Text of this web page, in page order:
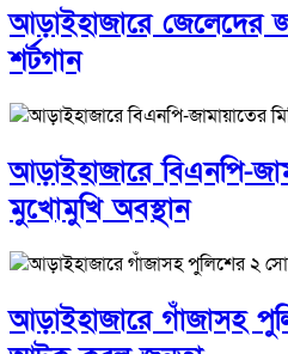
আড়াইহাজারে জেলেদের
শর্টগান
আড়াইহাজারে বিএনপি-
মুখোমুখি অবস্থান
আড়াইহাজারে গাঁজাসহ